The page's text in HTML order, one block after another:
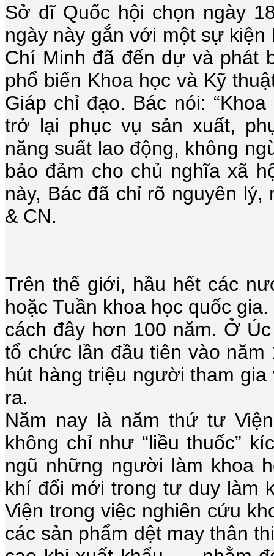
Sở dĩ Quốc hội chọn ngày
ngày này gắn với một sự
Chí Minh đã đến dự và phát
phổ biến Khoa học và Kỹ
Giáp chỉ đạo. Bác nói:
trở lại phục vụ sản xuất,
năng suất lao động, không
bảo đảm cho chủ nghĩa xã
này, Bác đã chỉ rõ nguyên
& CN.
Trên thế giới, hầu hết các
hoặc Tuần khoa học quốc
cách đây hơn 100 năm. Ở
tổ chức lần đầu tiên vào
hút hàng triệu người tham
ra.
Năm nay là năm thứ tư
không chỉ như “liều thuốc”
ngũ những người làm khoa
khí đổi mới trong tư duy làm
Viện trong việc nghiên cứu
các sản phẩm dệt may thân